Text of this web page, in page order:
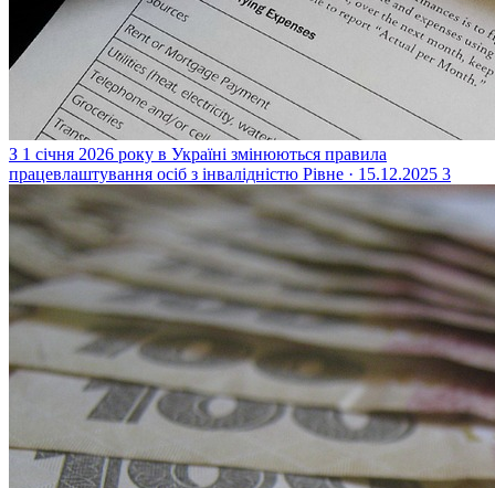
З 1 січня 2026 року в Україні змінюються правила
працевлаштування осіб з інвалідністю Рівне · 15.12.2025 3